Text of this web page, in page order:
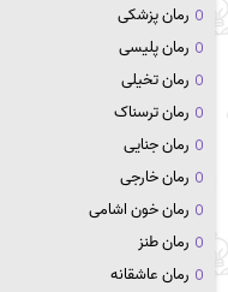
رمان پزشکی
رمان پلیسی
رمان تخیلی
رمان ترسناک
رمان جنایی
رمان خارجی
رمان خون اشامی
رمان طنز
رمان عاشقانه